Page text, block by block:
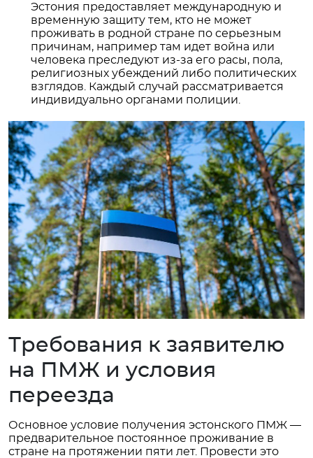
Эстония предоставляет международную и
временную защиту тем, кто не может
проживать в родной стране по серьезным
причинам, например там идет война или
человека преследуют из-за его расы, пола,
религиозных убеждений либо политических
взглядов. Каждый случай рассматривается
индивидуально органами полиции.
Требования к заявителю
на ПМЖ и условия
переезда
Основное условие получения эстонского ПМЖ —
предварительное постоянное проживание в
стране на протяжении пяти лет. Провести это